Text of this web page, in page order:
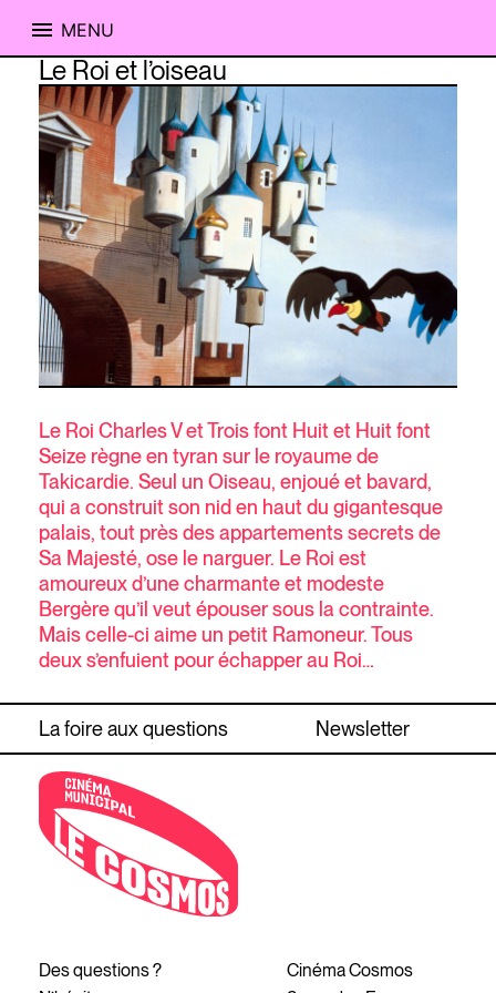
content
MENU
Le Roi et l’oiseau
Le Roi Charles V et Trois font Huit et Huit font
Seize règne en tyran sur le royaume de
Takicardie. Seul un Oiseau, enjoué et bavard,
qui a construit son nid en haut du gigantesque
palais, tout près des appartements secrets de
Sa Majesté, ose le narguer. Le Roi est
amoureux d’une charmante et modeste
Bergère qu’il veut épouser sous la contrainte.
Mais celle-ci aime un petit Ramoneur. Tous
deux s’enfuient pour échapper au Roi…
La foire aux questions Newsletter
Des questions ?
Cinéma Cosmos